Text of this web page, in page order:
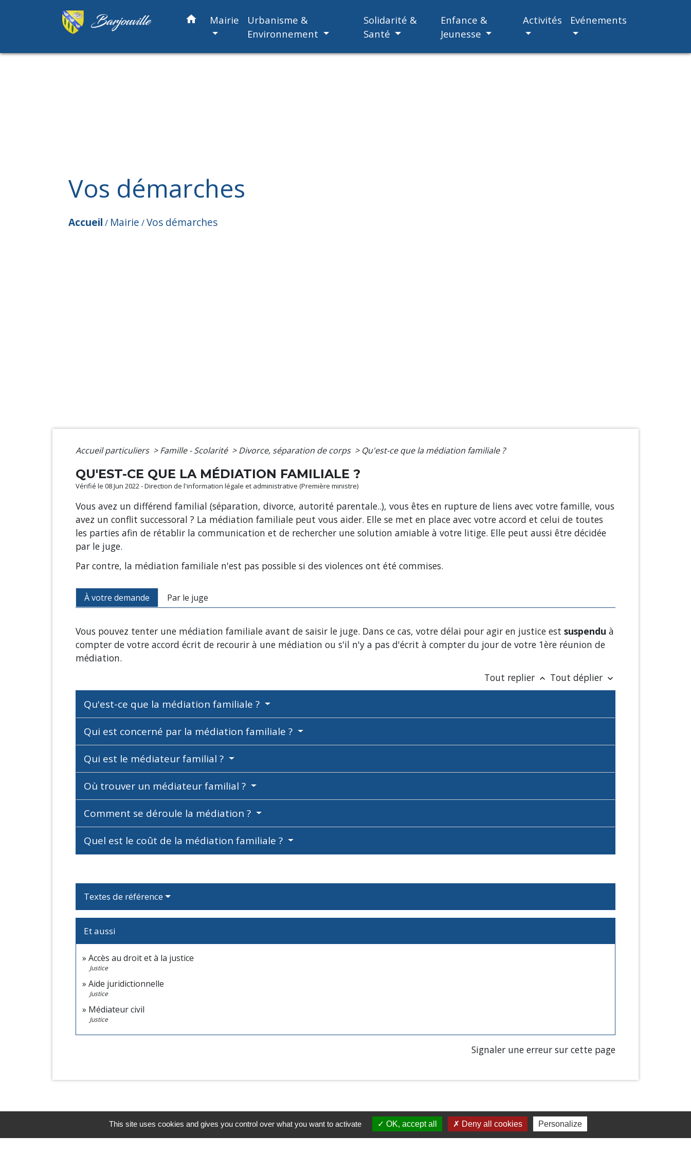
home Mairie
Urbanisme &
Environnement
Solidarité &
Santé
Enfance &
Jeunesse
Activités Evénements
Vos démarches
Accueil / Mairie /Vos démarches
Accueil particuliers > Famille - Scolarité > Divorce, séparation de corps > Qu'est-ce que la médiation familiale ?
QU'EST-CE QUE LA MÉDIATION FAMILIALE ?
Vérifié le 08 Jun 2022 - Direction de l'information légale et administrative (Première ministre)
Vous avez un différend familial (séparation, divorce, autorité parentale..), vous êtes en rupture de liens avec votre famille, vous
avez un conflit successoral ? La médiation familiale peut vous aider. Elle se met en place avec votre accord et celui de toutes
les parties afin de rétablir la communication et de rechercher une solution amiable à votre litige. Elle peut aussi être décidée
par le juge.
Par contre, la médiation familiale n'est pas possible si des violences ont été commises.
À votre demande Par le juge
Vous pouvez tenter une médiation familiale avant de saisir le juge. Dans ce cas, votre délai pour agir en justice est suspendu à
compter de votre accord écrit de recourir à une médiation ou s'il n'y a pas d'écrit à compter du jour de votre 1ère réunion de
médiation.
Tout replier keyboard_arrow_up Tout déplier keyboard_arrow_down
Qu'est-ce que la médiation familiale ?
Qui est concerné par la médiation familiale ?
Qui est le médiateur familial ?
Où trouver un médiateur familial ?
Comment se déroule la médiation ?
Quel est le coût de la médiation familiale ?
Textes de référence
Et aussi
Accès au droit et à la justice
Justice
Aide juridictionnelle
Justice
Médiateur civil
Justice
Signaler une erreur sur cette page
This site uses cookies and gives you control over what you want to activate OK, accept all Deny all cookies Personalize